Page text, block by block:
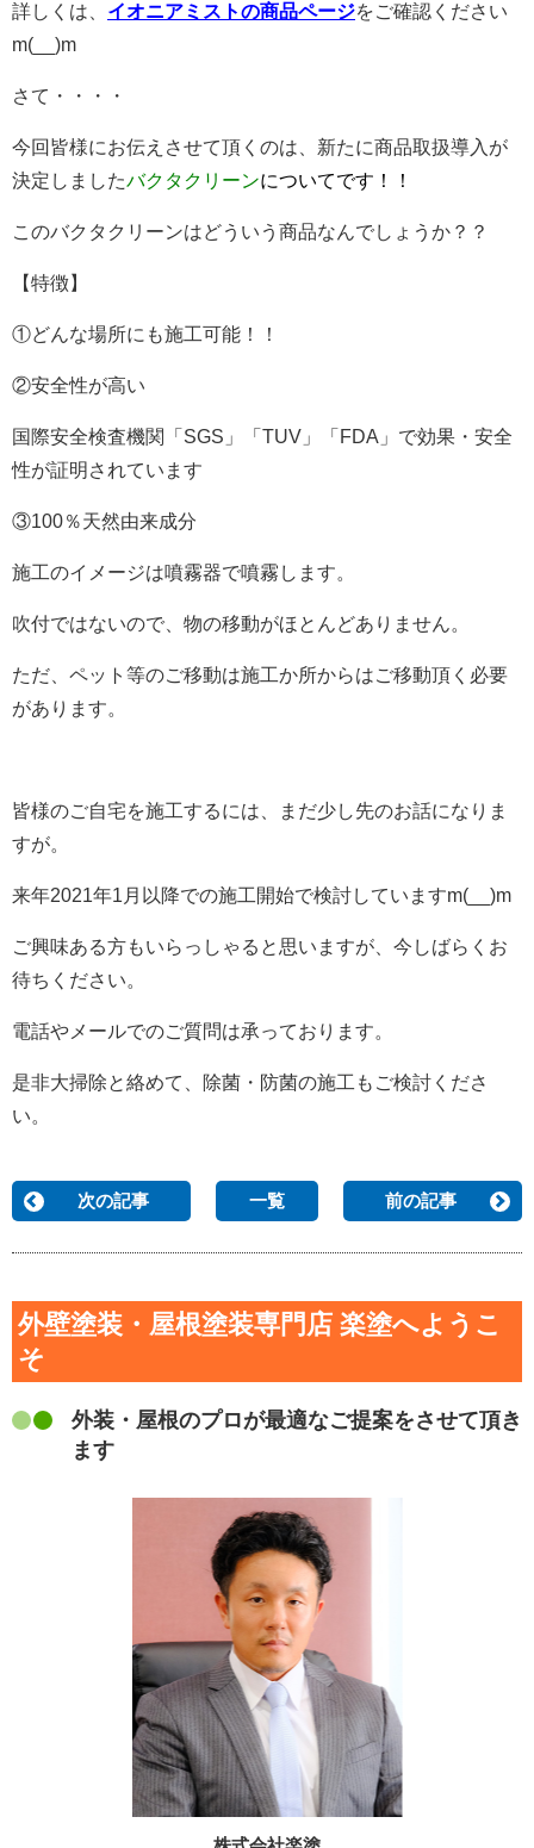
詳しくは、 イオニアミストの商品ページをご確認ください
m(__)m
さて・・・・
今回皆様にお伝えさせて頂くのは、新たに商品取扱導入が
決定しましたバクタクリーンについてです！！
このバクタクリーンはどういう商品なんでしょうか？？
【特徴】
①どんな場所にも施工可能！！
②安全性が高い
国際安全検査機関「SGS」「TUV」「FDA」で効果・安全
性が証明されています
③100％天然由来成分
施工のイメージは噴霧器で噴霧します。
吹付ではないので、物の移動がほとんどありません。
ただ、ペット等のご移動は施工か所からはご移動頂く必要
があります。
皆様のご自宅を施工するには、まだ少し先のお話になりま
すが。
来年2021年1月以降での施工開始で検討していますm(__)m
ご興味ある方もいらっしゃると思いますが、今しばらくお
待ちください。
電話やメールでのご質問は承っております。
是非大掃除と絡めて、除菌・防菌の施工もご検討くださ
い。
次の記事 一覧 前の記事
外壁塗装・屋根塗装専門店 楽塗へようこ
そ
外装・屋根のプロが最適なご提案をさせて頂き
ます